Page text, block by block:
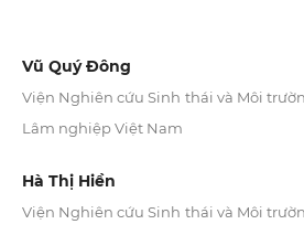
Vũ Quý Đông
Viện Nghiên cứu Sinh thái và Môi
Lâm nghiệp Việt Nam
Hà Thị Hiền
Viện Nghiên cứu Sinh thái và Môi